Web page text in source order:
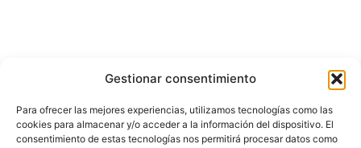
Gestionar consentimiento
Para ofrecer las mejores experiencias, utilizamos tecnologías como las
cookies para almacenar y/o acceder a la información del dispositivo. El
consentimiento de estas tecnologías nos permitirá procesar datos como